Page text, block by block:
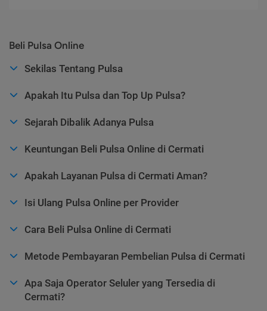
Beli Pulsa Online
Sekilas Tentang Pulsa
Apakah Itu Pulsa dan Top Up Pulsa?
Sejarah Dibalik Adanya Pulsa
Keuntungan Beli Pulsa Online di Cermati
Apakah Layanan Pulsa di Cermati Aman?
Isi Ulang Pulsa Online per Provider
Cara Beli Pulsa Online di Cermati
Metode Pembayaran Pembelian Pulsa di Cermati
Apa Saja Operator Seluler yang Tersedia di
Cermati?